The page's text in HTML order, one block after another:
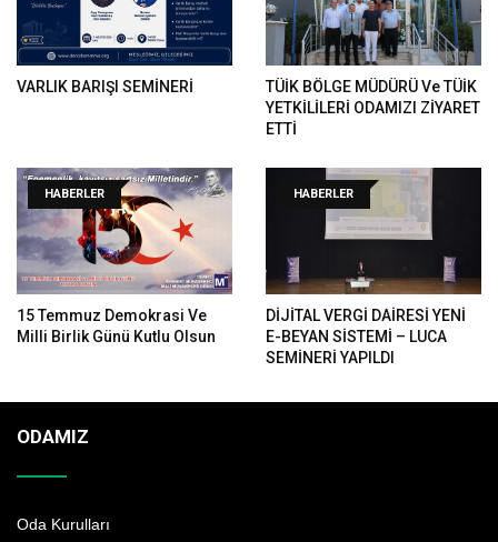
VARLIK BARIŞI SEMİNERİ
TÜİK BÖLGE MÜDÜRÜ Ve TÜİK
YETKİLİLERİ ODAMIZI ZİYARET
ETTİ
HABERLER
15 Temmuz Demokrasi Ve
Milli Birlik Günü Kutlu Olsun
HABERLER
DİJİTAL VERGİ DAİRESİ YENİ
E-BEYAN SİSTEMİ – LUCA
SEMİNERİ YAPILDI
ODAMIZ
Oda Kurulları